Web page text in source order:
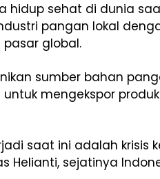
hidup sehat di dunia
pangan lokal
global.
sumber bahan
mengekspor
saat ini adalah krisis
Helianti, sejatinya